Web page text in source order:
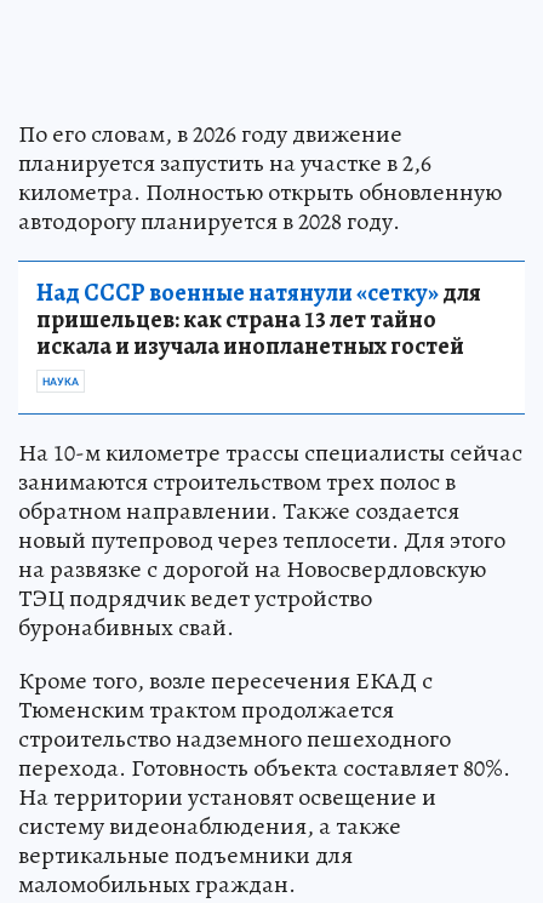
По его словам, в 2026 году движение
планируется запустить на участке в 2,6
километра. Полностью открыть обновленную
автодорогу планируется в 2028 году.
Над СССР военные натянули «сетку»для
пришельцев: как страна 13 лет тайно
искала и изучала инопланетных гостей
НАУКА
На 10-м километре трассы специалисты сейчас
занимаются строительством трех полос в
обратном направлении. Также создается
новый путепровод через теплосети. Для этого
на развязке с дорогой на Новосвердловскую
ТЭЦ подрядчик ведет устройство
буронабивных свай.
Кроме того, возле пересечения ЕКАД с
Тюменским трактом продолжается
строительство надземного пешеходного
перехода. Готовность объекта составляет 80%.
На территории установят освещение и
систему видеонаблюдения, а также
вертикальные подъемники для
маломобильных граждан.